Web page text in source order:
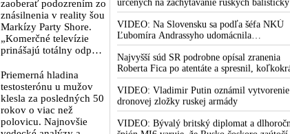
zaoberať podozrením zo
znásilnenia v reality šou
Markízy Party Shore.
„Komerčné televízie
prinášajú totálny odpad,
hnojom,“ vyhlásil v
reakcii exminister
školstva Juraj Draxler.
„KDE SÚ protesty,
výkriky či štrajky
Priemerná hladina
testosterónu u mužov
klesla za posledných 50
rokov o viac než
polovicu. Najnovšie
blízkosti jeho ranča v tomto americkom
určených na zachytávanie ruských
striel. Počas najnovších ruských útokov sa
nepodarilo zostreliť ani jednu. Volodymyr
Zelenskyj sa v zúfalstve snaží
NATO zabezpečiť ich dodávky
VIDEO: Na Slovensku sa podľa šéfa NKÚ
Ľubomíra Andrassyho udomácnila
eurofondová mafia
Najvyšší súd SR podrobne opísal zranenia
Roberta Fica po atentáte a spresnil,
terorista Juraj Cintula na premiéra vystrelil
VIDEO: Vladimir Putin oznámil vytvorenie
dronovej zložky ruskej armády
VIDEO: Bývalý britský diplomat a